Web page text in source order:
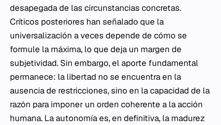
desapegada de las circunstancias concretas.
Críticos posteriores han señalado que la
universalización a veces depende de cómo se
formule la máxima, lo que deja un margen de
subjetividad. Sin embargo, el aporte fundamental
permanece: la libertad no se encuentra en la
ausencia de restricciones, sino en la capacidad de la
razón para imponer un orden coherente a la acción
humana. La autonomía es, en definitiva, la madurez